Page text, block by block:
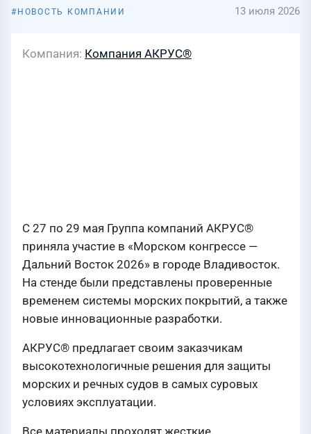
НОВОСТЬ КОМПАНИИ 13 июля 2026
Компания Компания АКРУС®
С 27 по 29 мая Группа компаний АКРУС®
приняла участие в «Морском конгрессе —
Дальний Восток 2026» в городе Владивосток.
На стенде были представлены проверенные
временем системы морских покрытий, а также
новые инновационные разработки.
АКРУС® предлагает своим заказчикам
высокотехнологичные решения для защиты
морских и речных судов в самых суровых
условиях эксплуатации.
Все материалы проходят жесткие,